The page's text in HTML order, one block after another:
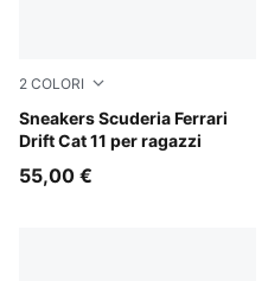
2 COLORI
Sneakers Scuderia Ferrari
Drift Cat 11 per ragazzi
PUMA White-Rosso Corsa
55,00 €